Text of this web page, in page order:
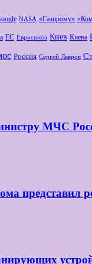
NASA «Газпрому»
ЕС Евросоюза Киев Киева
Россия Сергей Лавров
МЧС
представил